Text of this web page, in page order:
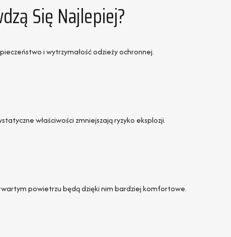
Się Najlepiej?
i wytrzymałość odzieży ochronnej.
właściwości zmniejszają ryzyko eksplozji.
powietrzu będą dzięki nim bardziej komfortowe.